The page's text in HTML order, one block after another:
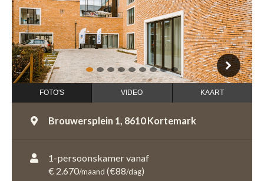
1 2 3 4 5 6 7 8 9
FOTO'S VIDEO KAART
Brouwersplein 1, 8610 Kortemark
1-persoonskamer vanaf
€ 2.670/maand (€88/dag)